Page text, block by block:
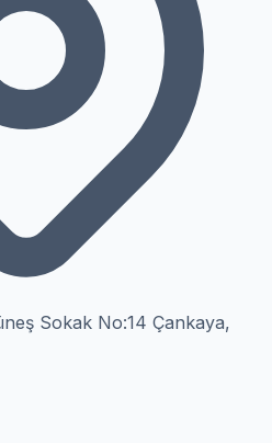
Sokak No:14 Çankaya,